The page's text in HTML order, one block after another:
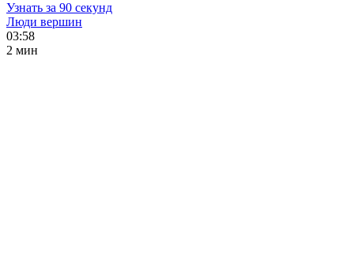
Узнать за 90 секунд
Люди вершин
03:58
2 мин